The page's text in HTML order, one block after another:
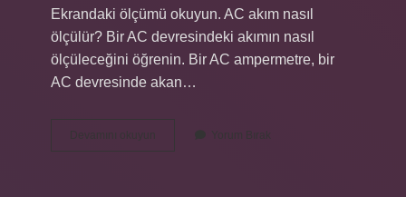
Ekrandaki ölçümü okuyun. AC akım nasıl
ölçülür? Bir AC devresindeki akımın nasıl
ölçüleceğini öğrenin. Bir AC ampermetre, bir
AC devresinde akan…
Devamını okuyun
Ne
Yorum Bırak